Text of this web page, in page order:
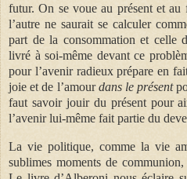
futur. On se voue au présent et
l’autre ne saurait se calculer
part de la consommation et celle
livré à soi-même devant ce
pour l’avenir radieux prépare en
joie et de l’amourdans le présent
faut savoir jouir du présent pour
l’avenir lui-même fait partie du
La vie politique, comme la vie
sublimes moments de